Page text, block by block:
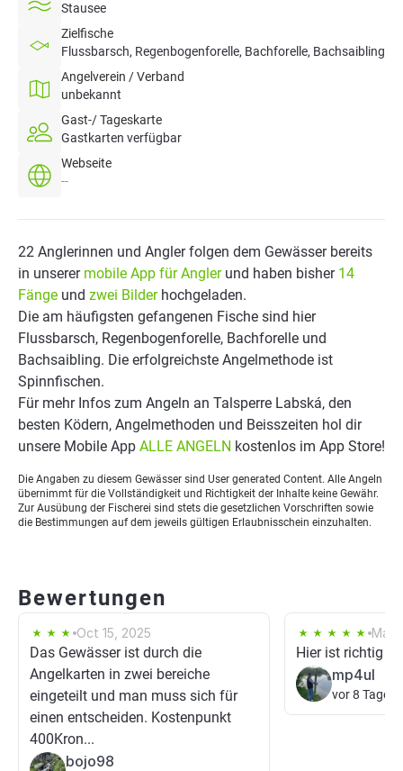
Stausee
Zielfische
Flussbarsch, Regenbogenforelle, Bachforelle, Bachsaibling
Angelverein / Verband
unbekannt
Gast-/ Tageskarte
Gastkarten verfügbar
Webseite
--
22 Anglerinnen und Angler folgen dem Gewässer bereits
in unserer mobile App für Anglerund haben bisher 14
Fänge und zwei Bilderhochgeladen.
Die am häufigsten gefangenen Fische sind hier
Flussbarsch, Regenbogenforelle, Bachforelle und
Bachsaibling. Die erfolgreichste Angelmethode ist
Spinnfischen.
Für mehr Infos zum Angeln an Talsperre Labská, den
besten Ködern, Angelmethoden und Beisszeiten hol dir
unsere Mobile App ALLE ANGELN kostenlos im App Store!
Die Angaben zu diesem Gewässer sind User generated Content. Alle Angeln
übernimmt für die Vollständigkeit und Richtigkeit der Inhalte keine Gewähr.
Zur Ausübung der Fischerei sind stets die gesetzlichen Vorschriften sowie
die Bestimmungen auf dem jeweils gültigen Erlaubnisschein einzuhalten.
Bewertungen
Oct 15, 2025
Das Gewässer ist durch die
Angelkarten in zwei bereiche
eingeteilt und man muss sich für
einen entscheiden. Kostenpunkt
400Kron...
bojo98
May
Hier ist richtig
mp4ul
vor 8 Tagen